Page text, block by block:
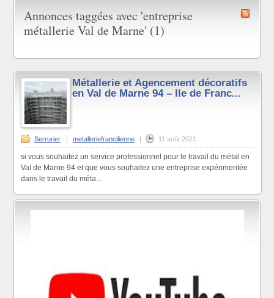
Annonces taggées avec 'entreprise
métallerie Val de Marne' (1)
Métallerie et Agencement décoratifs
en Val de Marne 94 – Ile de Franc...
Serrurier | metalleriefrancilienne | 11 août 2021
si vous souhaitez un service professionnel pour le travail du métal en
Val de Marne 94 et que vous souhaitez une entreprise expérimentée
dans le travail du méta...